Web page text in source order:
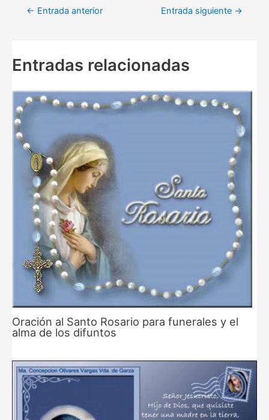
Navegación
← Entrada anterior Entrada siguiente →
Entradas relacionadas
Oración al Santo Rosario para funerales y el
alma de los difuntos